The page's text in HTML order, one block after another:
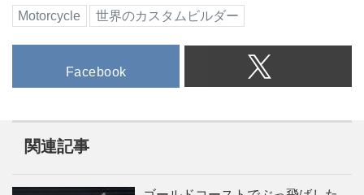
Motorcycle 世界のカスタムビルダー
Facebook
関連記事